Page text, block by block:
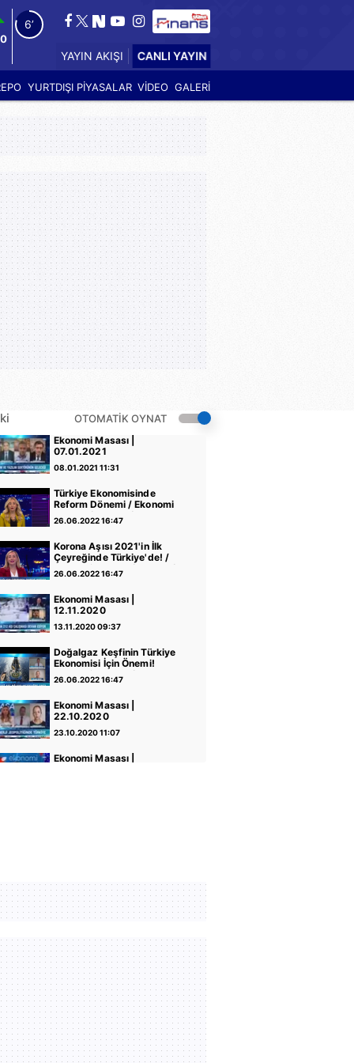
5’
YAYIN AKIŞI CANLI YAYIN
YURTDIŞI PİYASALAR VİDEO GALERİ
OTOMATİK OYNAT
Ekonomi Masası |
07.01.2021
08.01.2021 11:31
Türkiye Ekonomisinde
Reform Dönemi / Ekonomi
Masası / A Para /
19.11.2020
26.06.2022 16:47
Korona Aşısı 2021'in İlk
Çeyreğinde Türkiye'de! /
Ekonomi Masası / A Para /
22.10.2020
26.06.2022 16:47
Ekonomi Masası |
12.11.2020
13.11.2020 09:37
Doğalgaz Keşfinin Türkiye
Ekonomisi İçin Önemi!
Ekonomi Masası /
22.10.2020
26.06.2022 16:47
Ekonomi Masası |
22.10.2020
23.10.2020 11:07
Ekonomi Masası |
02.10.2020 08:48
Ekonomi Masası |
25.09.2020 08:25
Ekonomi Masası |
17.09.2020
17.09.2020 23:06
Ekonomi Masası |
10.09.2020
10.09.2020 22:01